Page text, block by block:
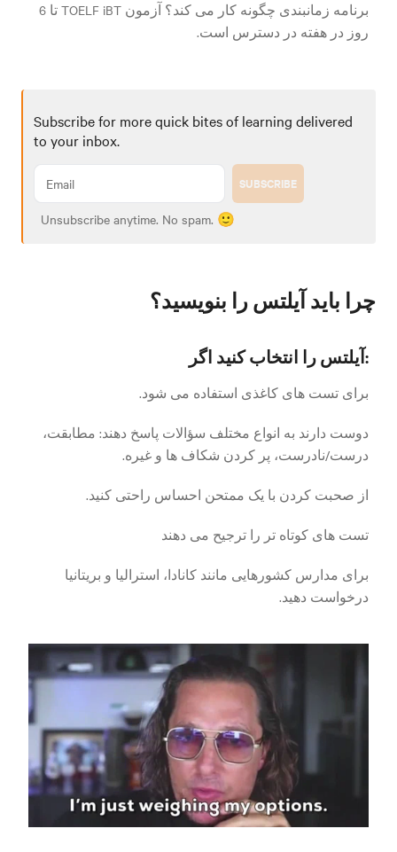
برنامه زمانبندی چگونه کار می کند؟ آزمون TOELF iBT تا 6
روز در هفته در دسترس است.
Subscribe for more quick bites of learning delivered
to your inbox.
SUBSCRIBE
Unsubscribe anytime. No spam. 🙂
چرا باید آیلتس را بنویسید؟
آیلتس را انتخاب کنید اگر:
برای تست های کاغذی استفاده می شود.
دوست دارند به انواع مختلف سؤالات پاسخ دهند: مطابقت،
درست/نادرست، پر کردن شکاف ها و غیره.
از صحبت کردن با یک ممتحن احساس راحتی کنید.
تست های کوتاه تر را ترجیح می دهند
برای مدارس کشورهایی مانند کانادا، استرالیا و بریتانیا
درخواست دهید.